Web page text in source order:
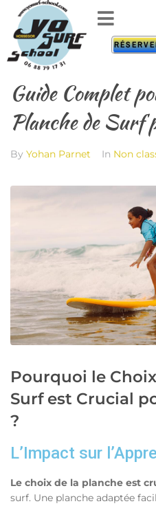
Guide Complet
Planche de Surf
By Yohan Parnet In Non
Pourquoi le
Surf est Crucial
?
L’Impact sur
Le choix de la planche est
surf. Une planche adaptée